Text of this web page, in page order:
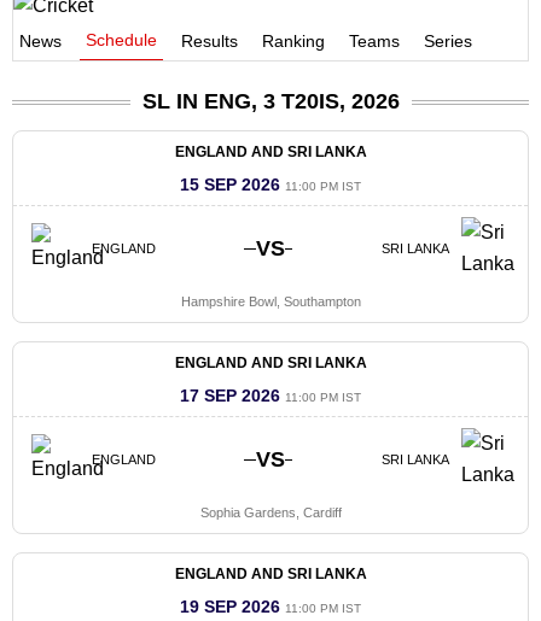
News Schedule Results Ranking Teams Series
SL IN ENG, 3 T20IS, 2026
ENGLAND AND SRI LANKA
15 SEP 2026 11:00 PM IST
ENGLAND VS SRI LANKA
Hampshire Bowl, Southampton
ENGLAND AND SRI LANKA
17 SEP 2026 11:00 PM IST
ENGLAND VS SRI LANKA
Sophia Gardens, Cardiff
ENGLAND AND SRI LANKA
19 SEP 2026 11:00 PM IST